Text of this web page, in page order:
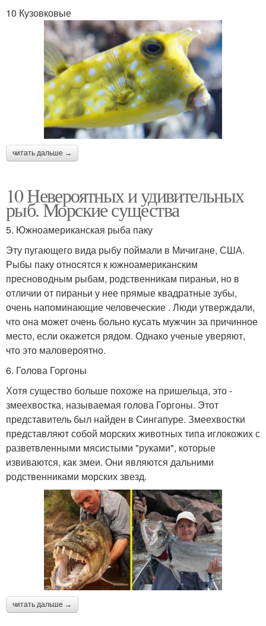
10 Кузовковые
читать дальше →
10 Невероятных и удивительных
рыб. Морские существа
5. Южноамериканская рыба паку
Эту пугающего вида рыбу поймали в Мичигане, США.
Рыбы паку относятся к южноамериканским
пресноводным рыбам, родственникам пираньи, но в
отличии от пираньи у нее прямые квадратные зубы,
очень напоминающие человеческие . Люди утверждали,
что она может очень больно кусать мужчин за причинное
место, если окажется рядом. Однако ученые уверяют,
что это маловероятно.
6. Голова Горгоны
Хотя существо больше похоже на пришельца, это -
змеехвостка, называемая голова Горгоны. Этот
представитель был найден в Сингапуре. Змеехвостки
представляют собой морских животных типа иглокожих с
разветвленными мясистыми "руками", которые
извиваются, как змеи. Они являются дальними
родственниками морских звезд.
читать дальше →